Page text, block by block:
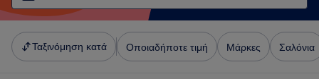
Ταξινόμηση κατά Οποιαδήποτε τιμή Μάρκες Σαλόνια